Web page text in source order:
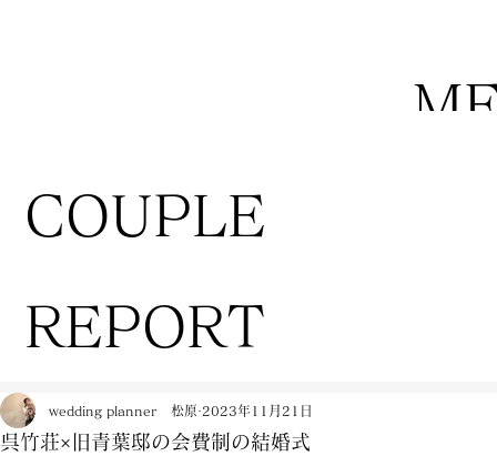
COUPLE
REPORT
呉竹荘×旧青葉邸の会費制の結婚式
wedding planner 松原 2023年11月21日